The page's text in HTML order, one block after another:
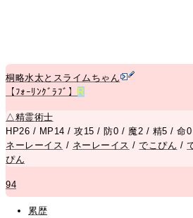
桐略水太とスライムちゃん
【ﾌｫｰﾘﾝｸﾞﾗﾌﾞ】
R
△精霊術士
HP26 / MP14 / 攻15 / 防0 / 魔2 / 精5 / 命
ネーレーイス / ネーレーイス /でこぴん /
ぴん
94
累歴